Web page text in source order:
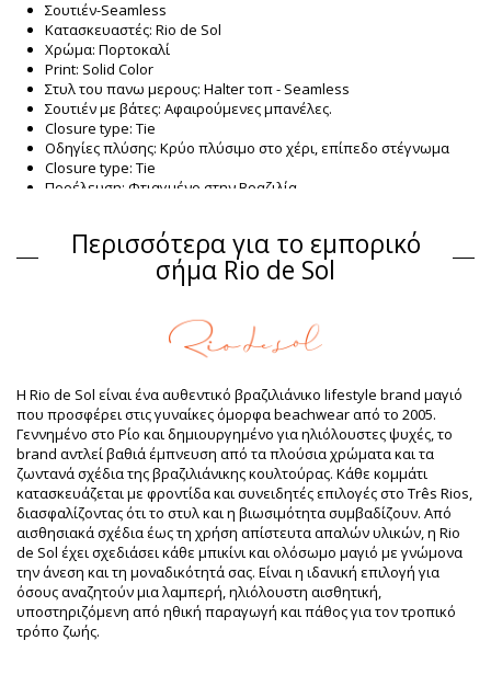
Σουτιέν-Seamless
Κατασκευαστές: Rio de Sol
Χρώμα: Πορτοκαλί
Print: Solid Color
Στυλ του πανω μερους: Halter τοπ - Seamless
Σουτιέν με βάτες: Αφαιρούμενες μπανέλες.
Closure type: Tie
Οδηγίες πλύσης: Κρύο πλύσιμο στο χέρι, επίπεδο στέγνωμα
Closure type: Tie
Προέλευση: Φτιαγμένο στην Βραζιλία.
Σύνθεση
Σύνθεση: 84% Biodegradable Nylon (AMNI SOUL ECO), 16%
Επένδυση: 84% Biodegradable Nylon (AMNI SOUL ECO), 16%
Spandex (LYCRA) - OEKO-TEX - Chlorine Resistant
UV Protection: UPF 50+
Πληροφορίες προϊόντος
Τμήμα: Γυναίκα, Σουτιέν
Η συσκευασία περιλαμβάνει: 1 x Σουτιέν (Δεν
περιλαμβάνονται άλλα αξεσουάρ)
HS CODE: 6112.41.0010
SKU: 1981120417
EAN: XS (7899810278944), S (7899810278951), M (7899810278968),
L (7899810278975), XL (7899810278982)
Βάρος: 55g / 0.12lb / 1.94oz
Βελτιωμένες ψηφιακά φωτογραφίες
Οδηγίες πλυσίματος &
Περισσότερα για το εμπορικό
σήμα Rio de Sol
Η Rio de Sol είναι ένα αυθεντικό βραζιλιάνικο lifestyle brand μαγιό
που προσφέρει στις γυναίκες όμορφα beachwear από το 2005.
Γεννημένο στο Ρίο και δημιουργημένο για ηλιόλουστες ψυχές, το
brand αντλεί βαθιά έμπνευση από τα πλούσια χρώματα και τα
ζωντανά σχέδια της βραζιλιάνικης κουλτούρας. Κάθε κομμάτι
κατασκευάζεται με φροντίδα και συνειδητές επιλογές στο Três Rios,
διασφαλίζοντας ότι το στυλ και η βιωσιμότητα συμβαδίζουν. Από
αισθησιακά σχέδια έως τη χρήση απίστευτα απαλών υλικών, η Rio
de Sol έχει σχεδιάσει κάθε μπικίνι και ολόσωμο μαγιό με γνώμονα
την άνεση και τη μοναδικότητά σας. Είναι η ιδανική επιλογή για
όσους αναζητούν μια λαμπερή, ηλιόλουστη αισθητική,
υποστηριζόμενη από ηθική παραγωγή και πάθος για τον τροπικό
τρόπο ζωής.